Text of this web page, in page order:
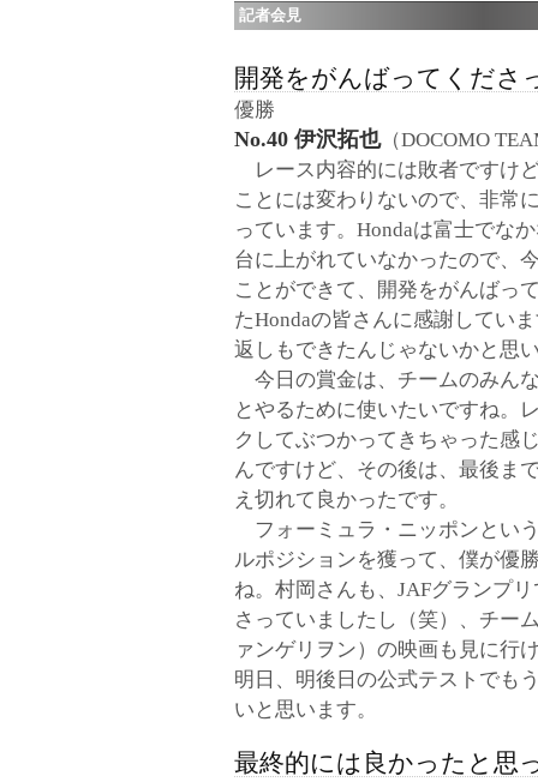
記者会見
開発をがんばってくださ
優勝
No.40 伊沢拓也（DOCOMO
レース内容的には敗者ですけ
ことには変わりないので、非常
っています。Hondaは富士でな
台に上がれていなかったので、
ことができて、開発をがんばっ
たHondaの皆さんに感謝してい
返しもできたんじゃないかと思
今日の賞金は、チームのみん
とやるために使いたいですね。
クしてぶつかってきちゃった感
んですけど、その後は、最後ま
え切れて良かったです。
フォーミュラ・ニッポンとい
ルポジションを獲って、僕が優
ね。村岡さんも、JAFグランプ
さっていましたし（笑）、チー
ァンゲリヲン）の映画も見に行
明日、明後日の公式テストでも
いと思います。
最終的には良かったと思